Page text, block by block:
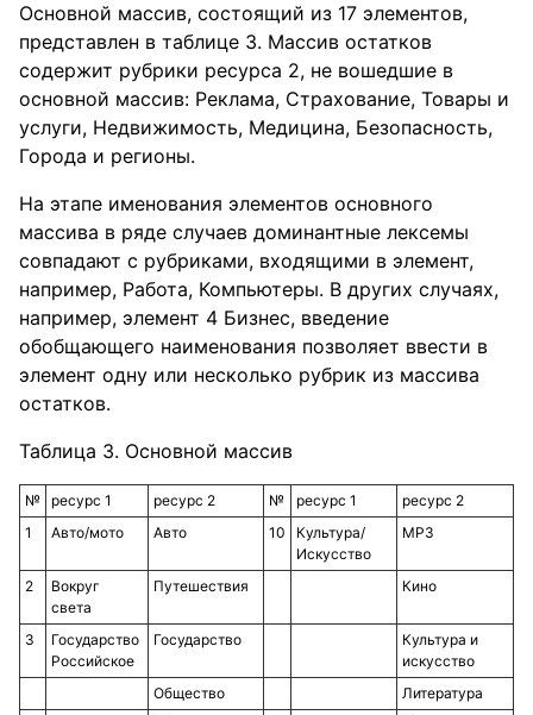
Основной массив, состоящий из 17 элементов,
представлен в таблице 3. Массив остатков
содержит рубрики ресурса 2, не вошедшие в
основной массив: Реклама, Страхование, Товары и
услуги, Недвижимость, Медицина, Безопасность,
Города и регионы.
На этапе именования элементов основного
массива в ряде случаев доминантные лексемы
совпадают с рубриками, входящими в элемент,
например, Работа, Компьютеры. В других случаях,
например, элемент 4 Бизнес, введение
обобщающего наименования позволяет ввести в
элемент одну или несколько рубрик из массива
остатков.
Таблица 3. Основной массив
№ ресурс 1 ресурс 2 № ресурс 1
ресурс 2
1
Авто/мото Авто 10
Культура/
Искусство
MP3
2
Вокруг
света
Путешествия Кино
3
Государство
Российское
Государство
Культура и
искусство
Общество
Литература